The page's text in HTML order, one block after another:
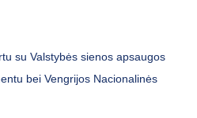
su Valstybės sienos apsaugos
bei Vengrijos Nacionalinės